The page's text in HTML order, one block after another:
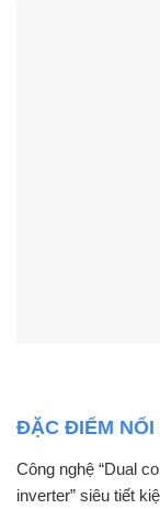
ĐẶC ĐIỂM NỔI
Công nghệ “Dual
inverter” siêu tiết